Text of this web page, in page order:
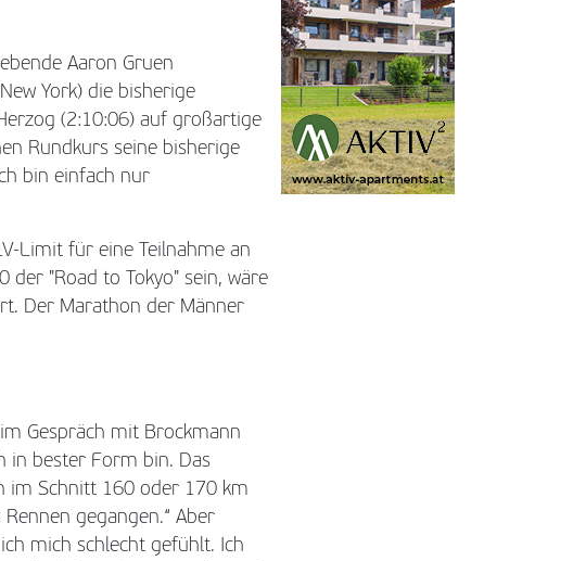
Aaron Gruen
York) die bisherige
(2:10:06) auf großartige
Rundkurs seine bisherige
bin einfach nur
Limit für eine Teilnahme an
der "Road to Tokyo" sein, wäre
Der Marathon der Männer
Gespräch mit Brockmann
in bester Form bin. Das
im Schnitt 160 oder 170 km
gegangen.“ Aber
mich schlecht gefühlt. Ich